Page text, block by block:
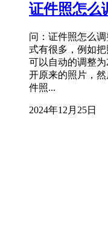
证件照怎么
问：证件照怎么
式有很多，例如把
可以自动的调整
开原来的照片，
件照...
2024年12月25日